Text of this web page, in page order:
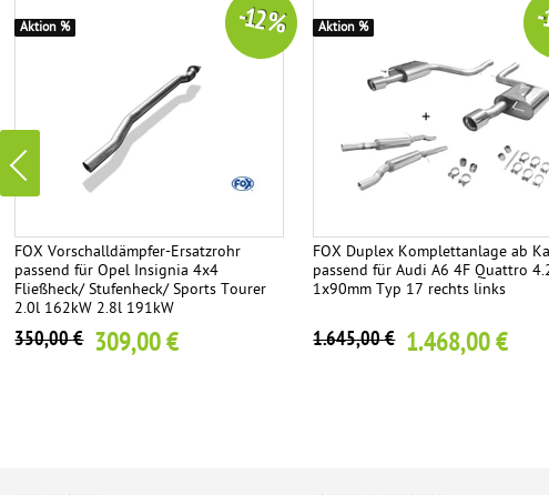
FOX Vorschalldämpfer-Ersatzrohr
passend für Opel Insignia 4x4
Fließheck/ Stufenheck/ Sports Tourer
2.0l 162kW 2.8l 191kW
350,00 € 309,00 €
-12 %
Aktion %
FOX Duplex Komplettanlage ab
passend für Audi A6 4F Quattro
1x90mm Typ 17 rechts links
1.645,00 € 1.468,00 €
-
Aktion %